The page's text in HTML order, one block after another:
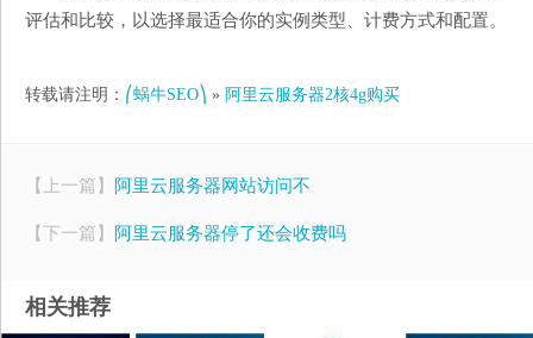
评估和比较，以选择最适合你的实例类型、计费方式和配置。
转载请注明： ⎛蜗牛SEO⎞ » 阿里云服务器2核4g购买
【上一篇】 阿里云服务器网站访问不
【下一篇】 阿里云服务器停了还会收费吗
相关推荐